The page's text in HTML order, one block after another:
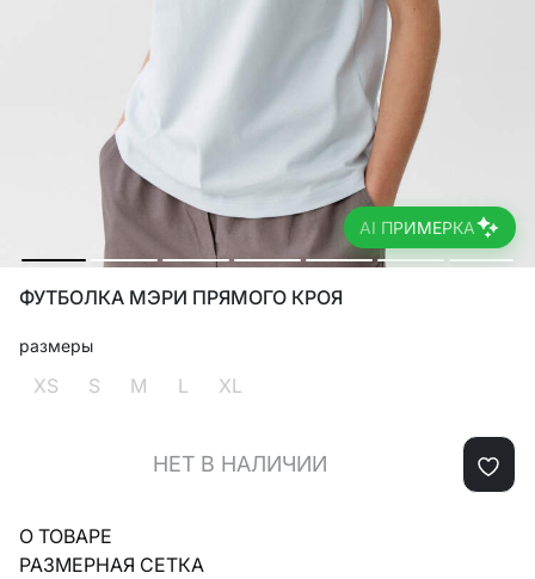
AI ПРИМЕРКА
ФУТБОЛКА МЭРИ ПРЯМОГО КРОЯ
размеры
XS S M L XL
НЕТ В НАЛИЧИИ
О ТОВАРЕ
РАЗМЕРНАЯ СЕТКА